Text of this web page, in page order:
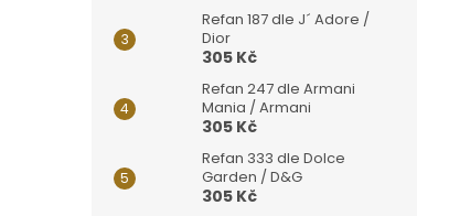
Refan 187 dle J´ Adore /
Dior
305 Kč
Refan 247 dle Armani
Mania / Armani
305 Kč
Refan 333 dle Dolce
Garden / D&G
305 Kč